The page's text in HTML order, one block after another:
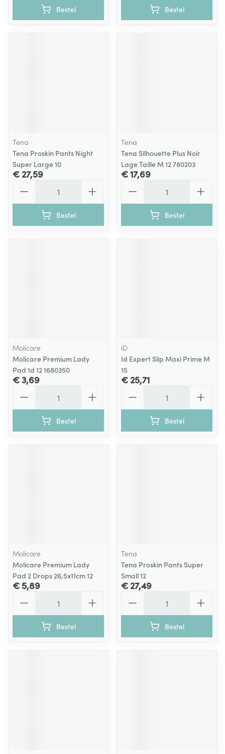
Bestel Bestel
Tena
Tena Proskin Pants Night
Super Large 10
€ 27,59
Bestel
Tena
Tena Silhouette Plus Noir
Lage Taille M 12 780203
€ 17,69
Bestel
Molicare
Molicare Premium Lady
Pad 1d 12 1680350
€ 3,69
Bestel
iD
Id Expert Slip Maxi Prime M
15
€ 25,71
Bestel
Molicare
Molicare Premium Lady
Pad 2 Drops 26,5x11cm 12
€ 5,89
Bestel
Tena
Tena Proskin Pants Super
Small 12
€ 27,49
Bestel